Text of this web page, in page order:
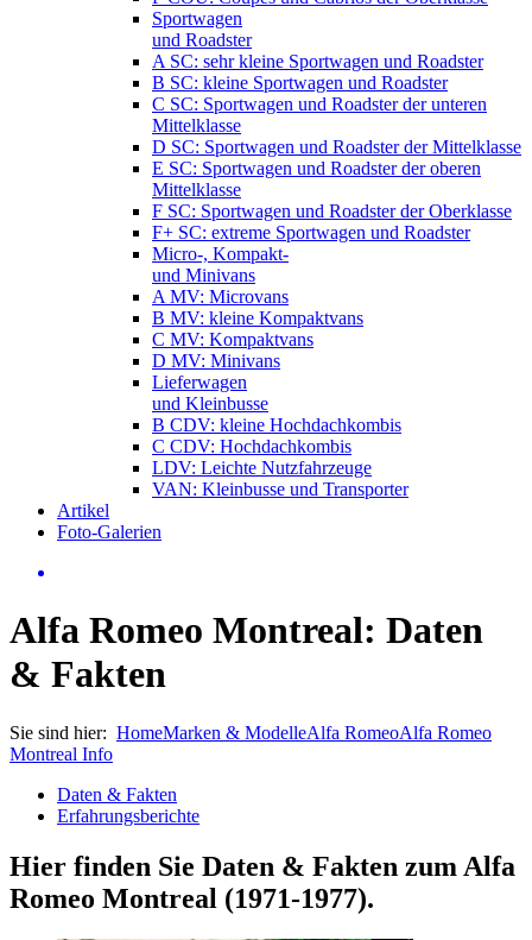
Sportwagen
und Roadster
A SC: sehr kleine Sportwagen und Roadster
B SC: kleine Sportwagen und Roadster
C SC: Sportwagen und Roadster der unteren
Mittelklasse
D SC: Sportwagen und Roadster der Mittelklasse
E SC: Sportwagen und Roadster der oberen
Mittelklasse
F SC: Sportwagen und Roadster der Oberklasse
F+ SC: extreme Sportwagen und Roadster
Micro-, Kompakt-
und Minivans
A MV: Microvans
B MV: kleine Kompaktvans
C MV: Kompaktvans
D MV: Minivans
Lieferwagen
und Kleinbusse
B CDV: kleine Hochdachkombis
C CDV: Hochdachkombis
LDV: Leichte Nutzfahrzeuge
VAN: Kleinbusse und Transporter
Artikel
Foto-Galerien
Alfa Romeo Montreal: Daten
& Fakten
Sie sind hier: HomeMarken & ModelleAlfa RomeoAlfa Romeo
Montreal Info
Daten & Fakten
Erfahrungsberichte
Hier finden Sie Daten & Fakten zum Alfa
Romeo Montreal (1971-1977).